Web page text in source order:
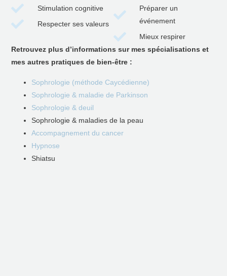
Stimulation cognitive
Respecter ses valeurs
Préparer un
événement
Mieux respirer
Retrouvez plus d’informations sur mes spécialisations et
mes autres pratiques de bien-être :
Sophrologie (méthode Caycédienne)
Sophrologie & maladie de Parkinson
Sophrologie & deuil
Sophrologie & maladies de la peau
Accompagnement du cancer
Hypnose
Shiatsu